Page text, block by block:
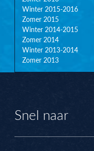
Winter 2015-2016
Zomer 2015
Winter 2014-2015
Zomer 2014
Winter 2013-2014
Zomer 2013
Snel naar